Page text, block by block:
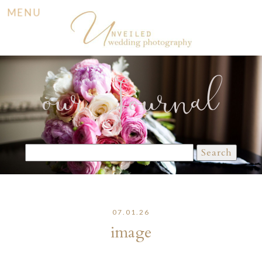
MENU
our Journal
for:
07.01.26
image